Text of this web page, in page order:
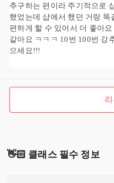
추구하는 편이라 주기적으로
했었는데 샵에서 했던 거랑 똑
편하게 할 수 있어서 더 좋아
같아요 ㅋㅋㅋ 10번 100번 강
으세요!!!
👋🏻 클래스 필수 정보